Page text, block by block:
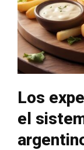
Los
el